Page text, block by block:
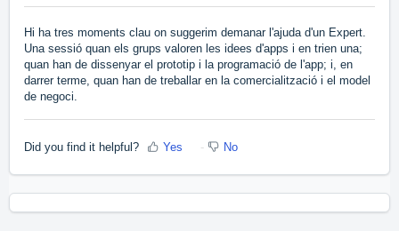
Hi ha tres moments clau on suggerim demanar l'ajuda d'un Expert.
Una sessió quan els grups valoren les idees d'apps i en trien una;
quan han de dissenyar el prototip i la programació de l'app; i, en
darrer terme, quan han de treballar en la comercialització i el model
de negoci.
Did you find it helpful? Yes No